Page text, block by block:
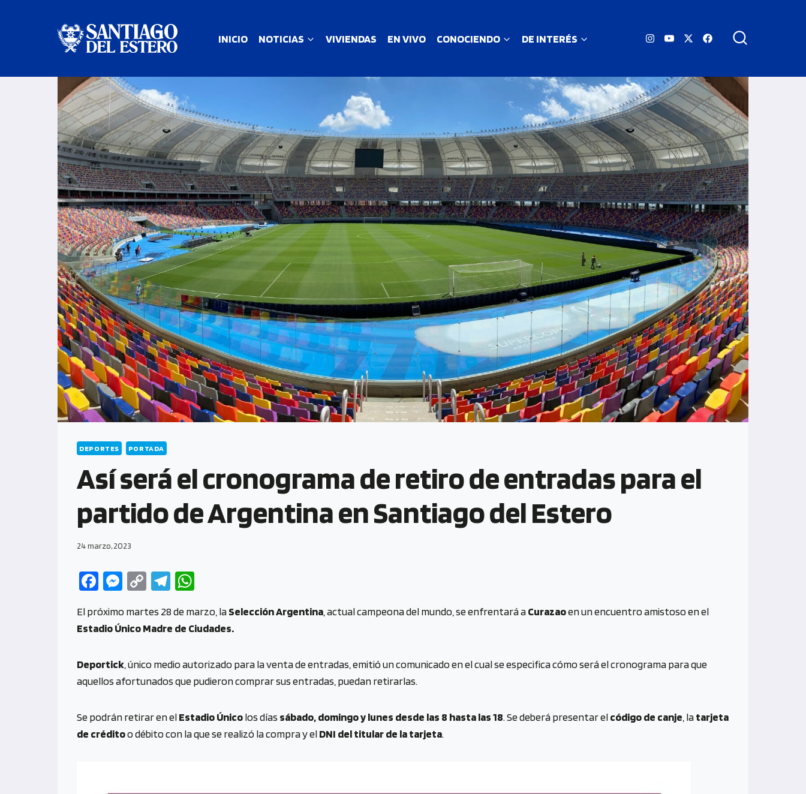
INICIO NOTICIAS VIVIENDAS EN VIVO CONOCIENDO DE INTERÉS
DEPORTES PORTADA
Así será el cronograma de retiro de entradas para el
partido de Argentina en Santiago del Estero
24 marzo, 2023
Fa
b
o
o
k
M
se
n
g
er
C
py
Li
n
k
Te
gr
a
m
at
s
A
p
El próximo martes 28 de marzo, laSelección Argentina , actual campeona del mundo, se enfrentará aCurazaoen un encuentro amistoso en el
Estadio Único Madre de Ciudades.
Deportick , único medio autorizado para la venta de entradas, emitió un comunicado en el cual se especifica cómo será el cronograma para que
aquellos afortunados que pudieron comprar sus entradas, puedan retirarlas.
Se podrán retirar en elEstadio Únicolos días sábado, domingo y lunes desde las 8 hasta las 18. Se deberá presentar elcódigo de canje , latarjeta
de créditoo débito con la que se realizó la compra y elDNI del titular de la tarjeta.